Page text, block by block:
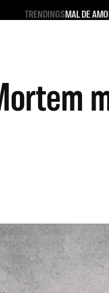
TRENDINGSMAL DE